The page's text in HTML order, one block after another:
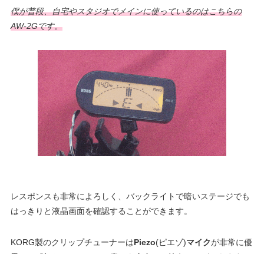
僕が普段、自宅やスタジオでメインに使っているのはこちらの
AW-2Gです。
レスポンスも非常によろしく、バックライトで暗いステージでも
はっきりと液晶画面を確認することができます。
KORG製のクリップチューナーはPiezo(ピエゾ)マイクが非常に優